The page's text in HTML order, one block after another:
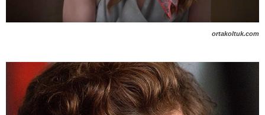
ortakoltuk.com